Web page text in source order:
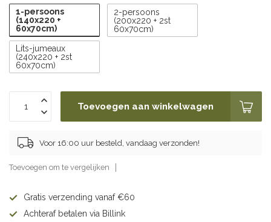
1-persoons
(140x220 +
60x70cm)
2-persoons
(200x220 + 2st
60x70cm)
Lits-jumeaux
(240x220 + 2st
60x70cm)
Toevoegen aan winkelwagen
Voor 16:00 uur besteld, vandaag verzonden!
Toevoegen om te vergelijken
Gratis verzending vanaf €60
Achteraf betalen via Billink